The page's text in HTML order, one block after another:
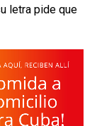
letra pide que